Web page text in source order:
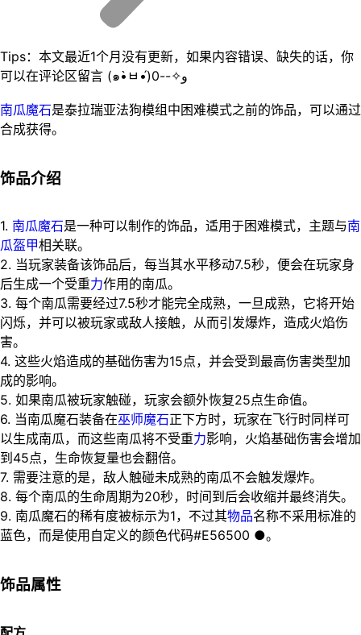
Tips：本文最近1个月没有更新，如果内容错误、缺失的话，你
可以在评论区留言 (๑•̀ㅂ•́)و✧--0
南瓜魔石是泰拉瑞亚法狗模组中困难模式之前的饰品，可以通过
合成获得。
饰品介绍
1. 南瓜魔石是一种可以制作的饰品，适用于困难模式，主题与南
瓜盔甲相关联。
2. 当玩家装备该饰品后，每当其水平移动7.5秒，便会在玩家身
后生成一个受重力作用的南瓜。
3. 每个南瓜需要经过7.5秒才能完全成熟，一旦成熟，它将开始
闪烁，并可以被玩家或敌人接触，从而引发爆炸，造成火焰伤
害。
4. 这些火焰造成的基础伤害为15点，并会受到最高伤害类型加
成的影响。
5. 如果南瓜被玩家触碰，玩家会额外恢复25点生命值。
6. 当南瓜魔石装备在巫师魔石正下方时，玩家在飞行时同样可
以生成南瓜，而这些南瓜将不受重力影响，火焰基础伤害会增加
到45点，生命恢复量也会翻倍。
7. 需要注意的是，敌人触碰未成熟的南瓜不会触发爆炸。
8. 每个南瓜的生命周期为20秒，时间到后会收缩并最终消失。
9. 南瓜魔石的稀有度被标示为1，不过其物品名称不采用标准的
蓝色，而是使用自定义的颜色代码#E56500 ●。
饰品属性